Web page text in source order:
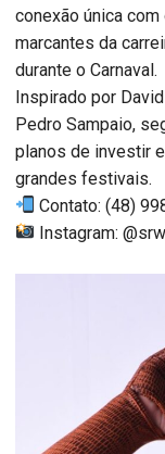
conexão única
marcantes da
durante o Carnaval.
Inspirado por
Pedro Sampaio,
planos de investir
grandes festivais.
Contato: (48)
Instagram: